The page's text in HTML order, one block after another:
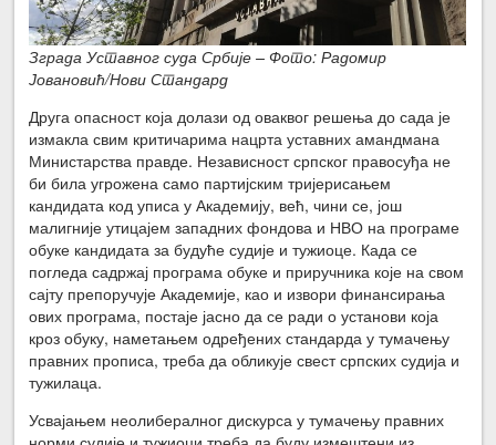
Зграда Уставног суда Србије – Фото: Радомир
Јовановић/Нови Стандард
Друга опасност која долази од оваквог решења до сада је
измакла свим критичарима нацрта уставних амандмана
Министарства правде. Независност српског правосуђа не
би била угрожена само партијским тријерисањем
кандидата код уписа у Академију, већ, чини се, још
малигније утицајем западних фондова и НВО на програме
обуке кандидата за будуће судије и тужиоце. Када се
погледа садржај програма обуке и приручника које на свом
сајту препоручује Академије, као и извори финансирања
ових програма, постаје јасно да се ради о установи која
кроз обуку, наметањем одређених стандарда у тумачењу
правних прописа, треба да обликује свест српских судија и
тужилаца.
Усвајањем неолибералног дискурса у тумачењу правних